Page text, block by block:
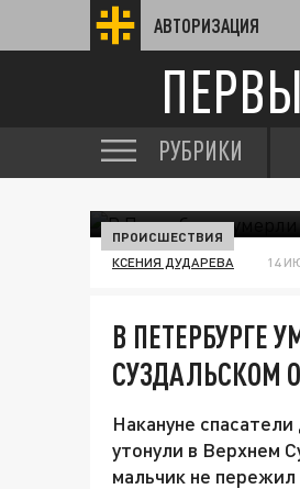
АВТОРИЗАЦИЯ
РУБРИКИ
ПРОИСШЕСТВИЯ
КСЕНИЯ ДУДАРЕВА 14
В ПЕТЕРБУРГЕ
СУЗДАЛЬСКОМ
Накануне
утонули в Верхнем
мальчик не пережил